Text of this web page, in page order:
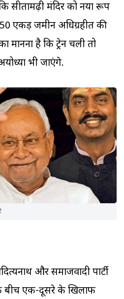
सीतामढ़ी मंदिर को नया रूप
एकड़ जमीन अधिग्रहीत की
मानना है कि ट्रेन चली तो
भी जाएंगे.
और समाजवादी पार्टी
बीच एक-दूसरे के खिलाफ